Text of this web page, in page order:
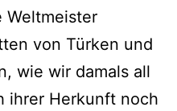
Weltmeister
von Türken und
wie wir damals all
ihrer Herkunft noch